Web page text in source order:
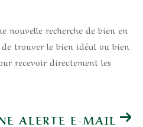
nouvelle recherche de bien en
trouver le bien idéal ou bien
recevoir directement les
ALERTE E-MAIL